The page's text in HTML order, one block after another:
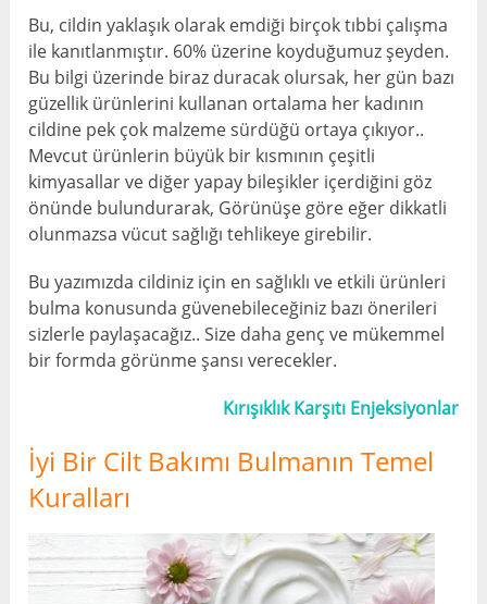
Bu, cildin yaklaşık olarak emdiği birçok tıbbi çalışma
ile kanıtlanmıştır. 60% üzerine koyduğumuz şeyden.
Bu bilgi üzerinde biraz duracak olursak, her gün bazı
güzellik ürünlerini kullanan ortalama her kadının
cildine pek çok malzeme sürdüğü ortaya çıkıyor..
Mevcut ürünlerin büyük bir kısmının çeşitli
kimyasallar ve diğer yapay bileşikler içerdiğini göz
önünde bulundurarak, Görünüşe göre eğer dikkatli
olunmazsa vücut sağlığı tehlikeye girebilir.
Bu yazımızda cildiniz için en sağlıklı ve etkili ürünleri
bulma konusunda güvenebileceğiniz bazı önerileri
sizlerle paylaşacağız.. Size daha genç ve mükemmel
bir formda görünme şansı verecekler.
Kırışıklık Karşıtı Enjeksiyonlar
İyi Bir Cilt Bakımı Bulmanın Temel
Kuralları